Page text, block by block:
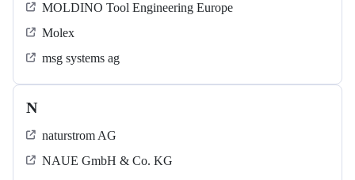
MOLDINO Tool Engineering Europe
Molex
msg systems ag
N
naturstrom AG
NAUE GmbH & Co. KG